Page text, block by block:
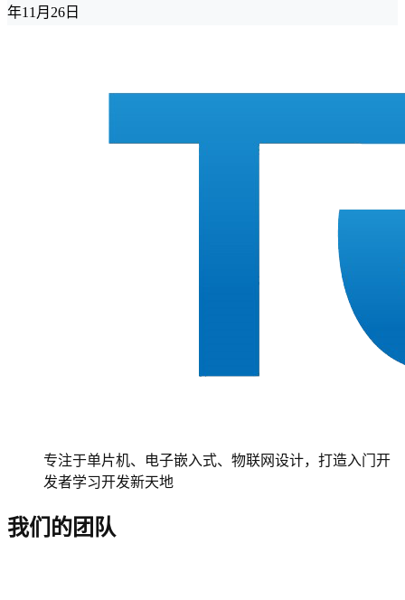
年11月26日
专注于单片机、电子嵌入式、物联网设计，打造入门开
发者学习开发新天地
我们的团队